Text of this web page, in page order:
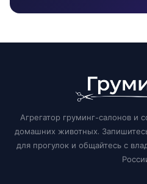
Агрегатор груминг-салонов и
домашних животных.
для прогулок и общайтесь с